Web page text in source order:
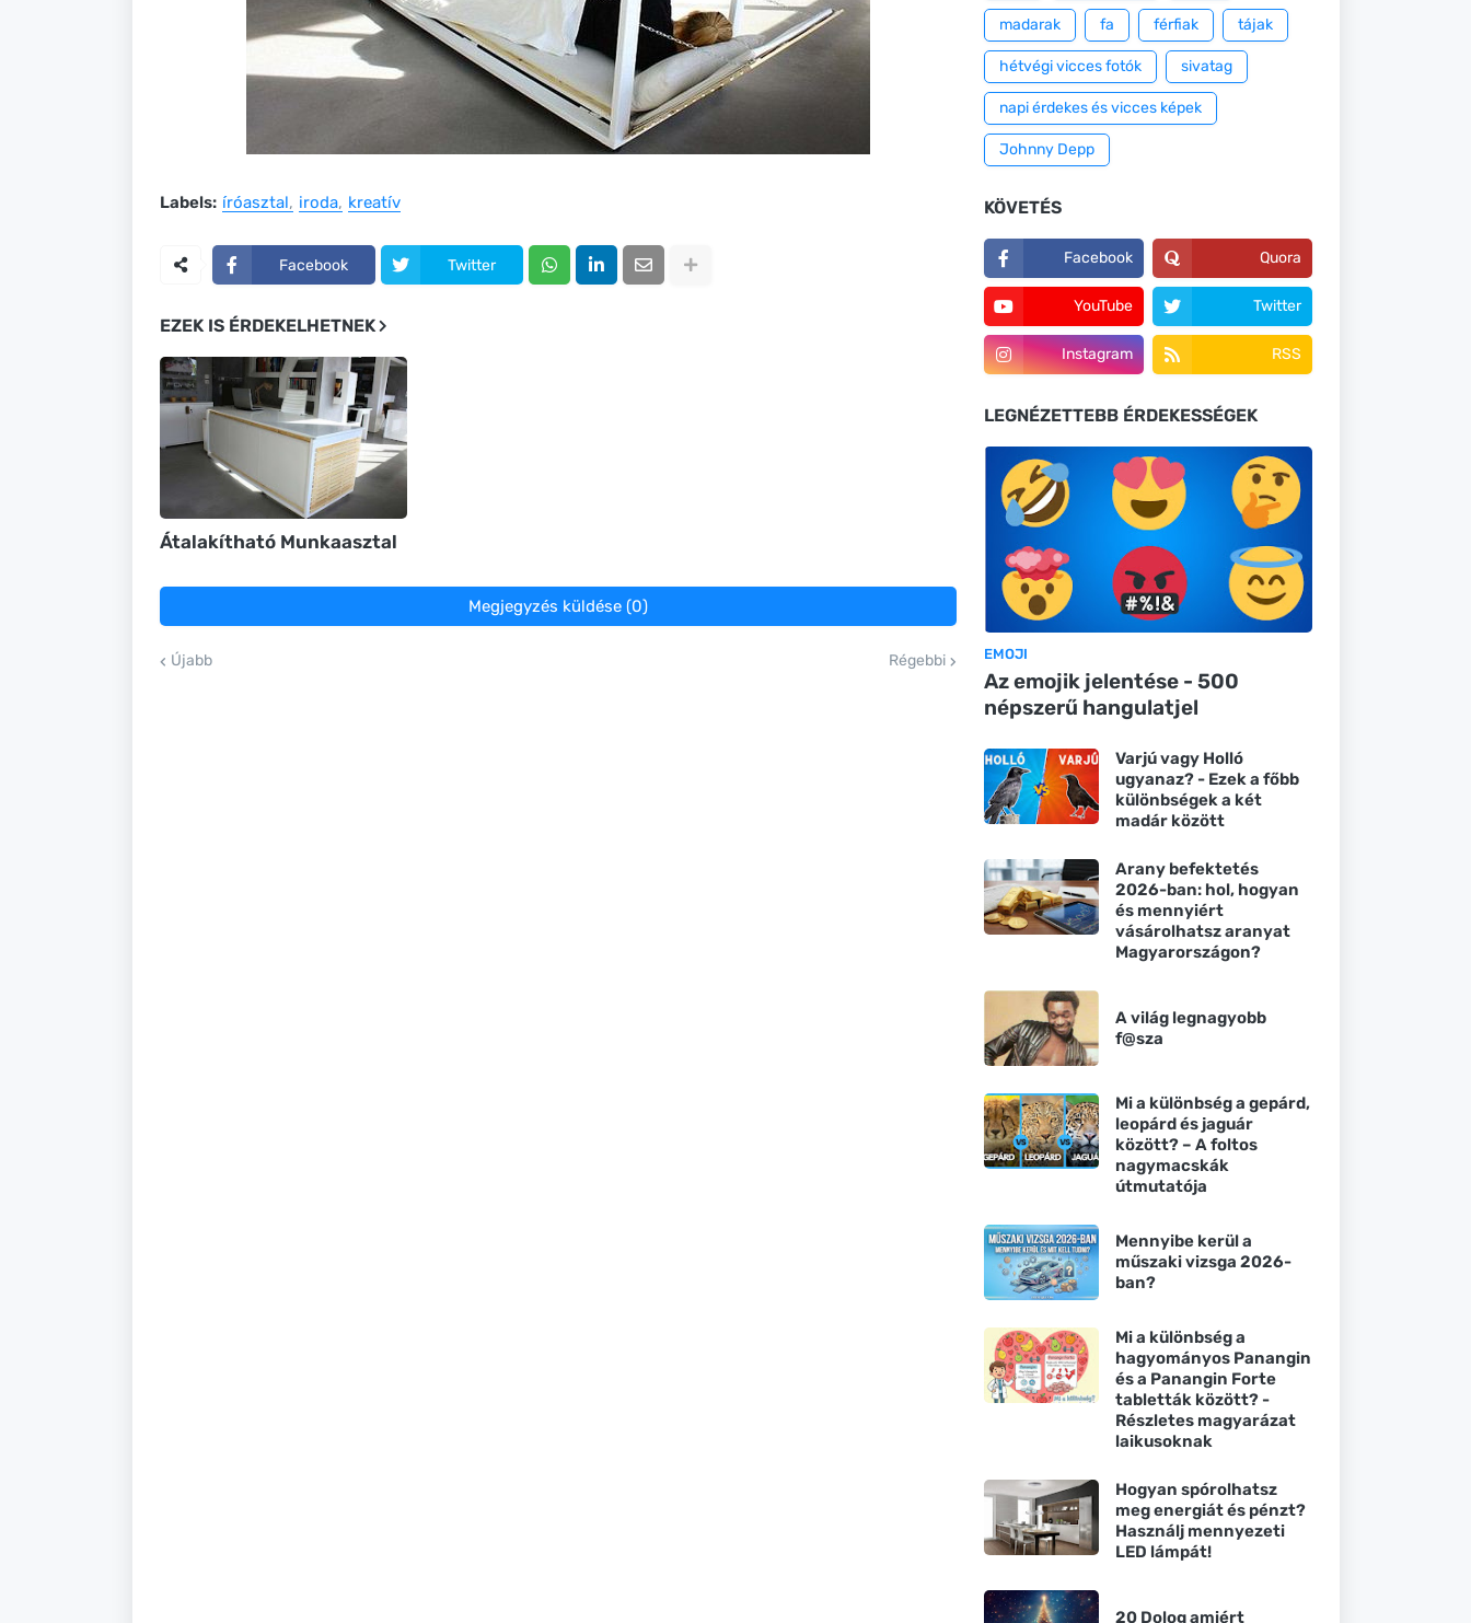
Labels: íróasztal iroda kreatív
Facebook Twitter
EZEK IS ÉRDEKELHETNEK
Átalakítható Munkaasztal
Megjegyzés küldése (0)
Újabb Régebbi
madarak fa férfiak tájak
hétvégi vicces fotók sivatag
napi érdekes és vicces képek
Johnny Depp
KÖVETÉS
Facebook Quora
YouTube Twitter
Instagram RSS
LEGNÉZETTEBB ÉRDEKESSÉGEK
EMOJI
Az emojik jelentése - 500
népszerű hangulatjel
Varjú vagy Holló
ugyanaz? - Ezek a főbb
különbségek a két
madár között
Arany befektetés
2026-ban: hol, hogyan
és mennyiért
vásárolhatsz aranyat
Magyarországon?
A világ legnagyobb
f@sza
Mi a különbség a gepárd,
leopárd és jaguár
között? – A foltos
nagymacskák
útmutatója
Mennyibe kerül a
műszaki vizsga 2026-
ban?
Mi a különbség a
hagyományos Panangin
és a Panangin Forte
tabletták között? -
Részletes magyarázat
laikusoknak
Hogyan spórolhatsz
meg energiát és pénzt?
Használj mennyezeti
LED lámpát!
20 Dolog amiért